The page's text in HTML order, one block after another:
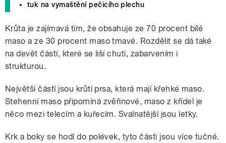
tuk na vymaštění pečicího plechu
Krůta je zajímavá tím, že obsahuje ze 70 procent bílé
maso a ze 30 procent maso tmavé. Rozdělit se dá také
na devět částí, které se liší chutí, zabarvením i
strukturou.
Největší částí jsou krůtí prsa, která mají křehké maso.
Stehenní maso připomíná zvěřinové, maso z křídel je
něco mezi telecím a kuřecím. Svalnatější jsou letky.
Krk a boky se hodí do polévek, tyto části jsou více tučné.